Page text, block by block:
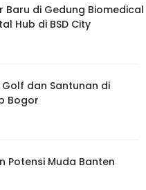
Baru di Gedung Biomedical
Hub di BSD City
Golf dan Santunan di
Bogor
Potensi Muda Banten